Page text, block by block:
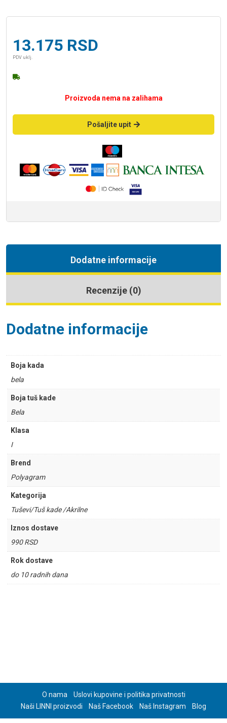
13.175 RSD
PDV uklj.
Proizvoda nema na zalihama
Pošaljite upit
Dodatne informacije
Recenzije (0)
Dodatne informacije
Boja kada
bela
Boja tuš kade
Bela
Klasa
I
Brend
Polyagram
Kategorija
Tuševi/Tuš kade /Akrilne
Iznos dostave
990 RSD
Rok dostave
do 10 radnih dana
O nama
Uslovi kupovine i politika privatnosti
Naši LINNI proizvodi
Naš Facebook Naš Instagram Blog